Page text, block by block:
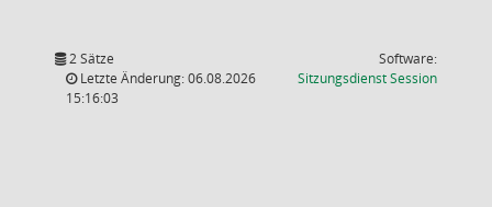
2 Sätze
Letzte Änderung: 06.08.2026
15:16:03
Software:
SitzungsdienstSession(Wird in